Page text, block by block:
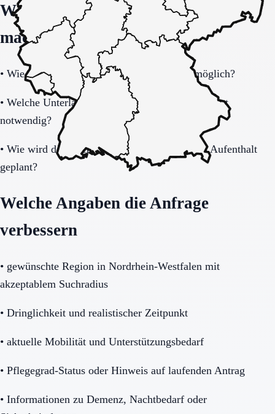
Welche Fragen den Unterschied
machen
• Wie schnell ist eine Aufnahme realistisch möglich?
• Welche Unterlagen und Informationen sind sofort
notwendig?
• Wie wird der Übergang nach dem befristeten Aufenthalt
geplant?
Welche Angaben die Anfrage
verbessern
• gewünschte Region in Nordrhein-Westfalen mit
akzeptablem Suchradius
• Dringlichkeit und realistischer Zeitpunkt
• aktuelle Mobilität und Unterstützungsbedarf
• Pflegegrad-Status oder Hinweis auf laufenden Antrag
• Informationen zu Demenz, Nachtbedarf oder